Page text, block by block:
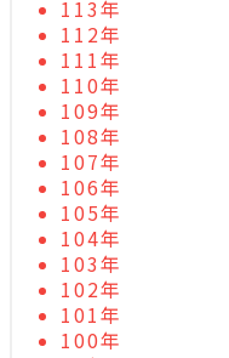
113年
112年
111年
110年
109年
108年
107年
106年
105年
104年
103年
102年
101年
100年